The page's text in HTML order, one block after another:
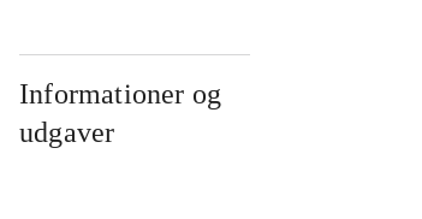
Informationer og
udgaver